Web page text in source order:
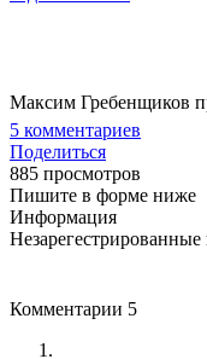
Максим Гребенщиков
5 комментариев
Поделиться
885 просмотров
Пишите в форме ниже
Информация
Комментарии 5